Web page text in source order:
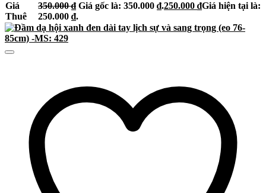
Giá
Thuê
350.000₫ Giá gốc là: 350.000 ₫.250.000 ₫Giá hiện tại là:
250.000 ₫.